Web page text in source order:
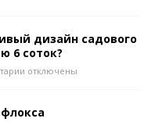
дизайн садового
6 соток?
отключены